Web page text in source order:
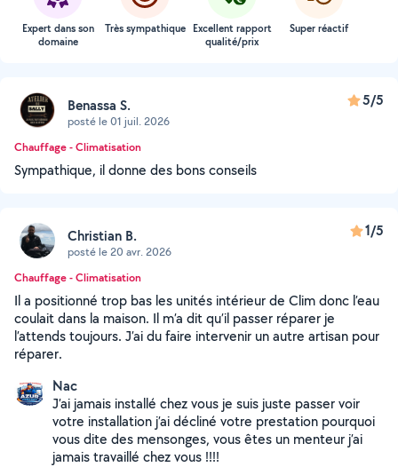
Expert dans son
domaine
Très sympathique Excellent rapport
qualité/prix
Super réactif
Benassa S.
posté le 01 juil. 2026
5/5
Chauffage - Climatisation
Sympathique, il donne des bons conseils
Christian B.
posté le 20 avr. 2026
1/5
Chauffage - Climatisation
Il a positionné trop bas les unités intérieur de Clim donc l’eau
coulait dans la maison. Il m’a dit qu’il passer réparer je
l’attends toujours. J’ai du faire intervenir un autre artisan pour
réparer.
Nac
J’ai jamais installé chez vous je suis juste passer voir
votre installation j’ai décliné votre prestation pourquoi
vous dite des mensonges, vous êtes un menteur j’ai
jamais travaillé chez vous !!!!